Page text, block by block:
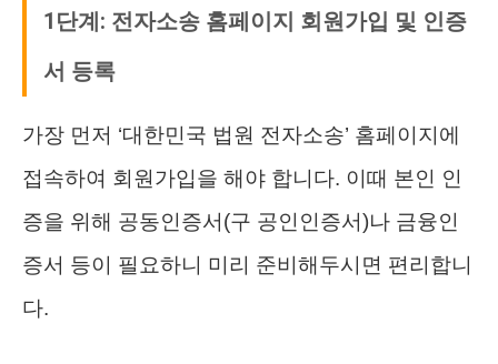
1단계: 전자소송 홈페이지 회원가입 및 인증
서 등록
가장 먼저 ‘대한민국 법원 전자소송’ 홈페이지에
접속하여 회원가입을 해야 합니다. 이때 본인 인
증을 위해 공동인증서(구 공인인증서)나 금융인
증서 등이 필요하니 미리 준비해두시면 편리합니
다.